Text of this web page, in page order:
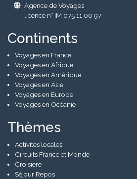
Agence de Voyages
licence n° IM 075 11 00 97
Continents
Voyages en France
Voyages en Afrique
Voyages en Amérique
Voyages en Asie
Voyages en Europe
Voyages en Océanie
Thèmes
Activités locales
Circuits France et Monde
Croisière
Séjour Repos